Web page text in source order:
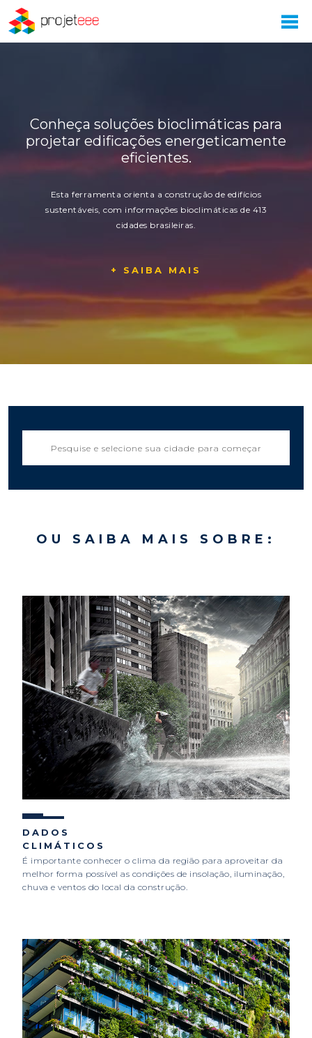
Conheça soluções bioclimáticas para
projetar edificações energeticamente
eficientes.
Esta ferramenta orienta a construção de edifícios
sustentáveis, com informações bioclimáticas de 413
cidades brasileiras.
+ SAIBA MAIS
OU SAIBA MAIS SOBRE:
DADOS
CLIMÁTICOS
É importante conhecer o clima da região para aproveitar da
melhor forma possível as condições de insolação, iluminação,
chuva e ventos do local da construção.